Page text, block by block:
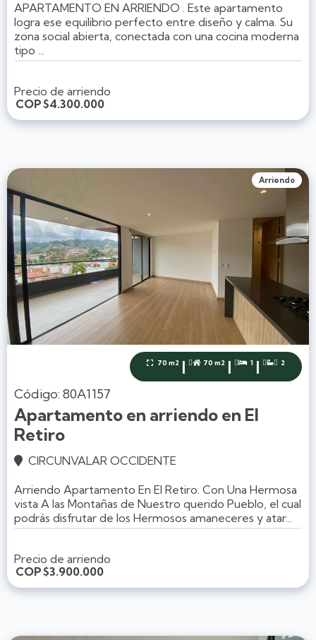
APARTAMENTO EN ARRIENDO . Este apartamento
logra ese equilibrio perfecto entre diseño y calma. Su
zona social abierta, conectada con una cocina moderna
tipo ...
Precio de arriendo
COP$4.300.000
Arriendo
 70 m2 |  70 m2 |  1 |  2
Código: 80A1157
Apartamento en arriendo en El
Retiro
 CIRCUNVALAR OCCIDENTE
Arriendo Apartamento En El Retiro. Con Una Hermosa
vista A las Montañas de Nuestro querido Pueblo, el cual
podrás disfrutar de los Hermosos amaneceres y atar...
Precio de arriendo
COP$3.900.000